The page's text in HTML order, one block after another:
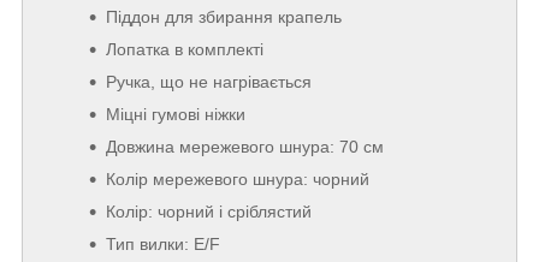
Піддон для збирання крапель
Лопатка в комплекті
Ручка, що не нагрівається
Міцні гумові ніжки
Довжина мережевого шнура: 70 см
Колір мережевого шнура: чорний
Колір: чорний і сріблястий
Тип вилки: E/F